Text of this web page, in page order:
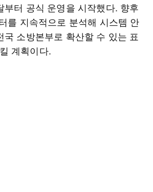
부터 공식 운영을 시작했다. 향후
를 지속적으로 분석해 시스템 안
국 소방본부로 확산할 수 있는 표
계획이다.